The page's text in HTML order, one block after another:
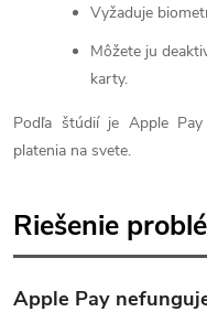
Vyžaduje
Môžete ju
karty.
Podľa štúdií je Apple
platenia na svete.
Riešenie
Apple Pay